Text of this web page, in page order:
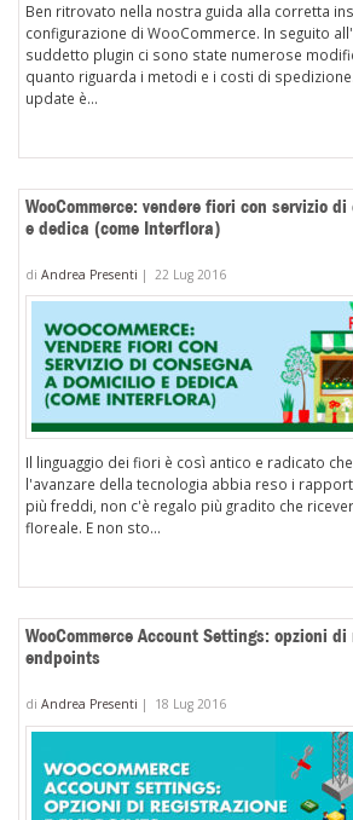
Ben ritrovato nella nostra guida alla corretta
configurazione di WooCommerce. In seguito
suddetto plugin ci sono state numerose
quanto riguarda i metodi e i costi di
update è...
WooCommerce: vendere fiori con servizio
e dedica (come Interflora)
di Andrea Presenti | 22 Lug 2016
Il linguaggio dei fiori è così antico e radicato
l'avanzare della tecnologia abbia reso i
più freddi, non c'è regalo più gradito che
floreale. E non sto...
WooCommerce Account Settings: opzioni
endpoints
di Andrea Presenti | 18 Lug 2016